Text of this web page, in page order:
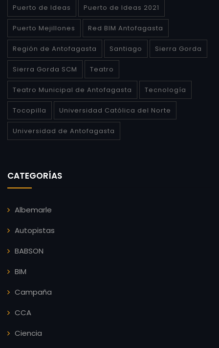
Puerto de Ideas Puerto de Ideas 2021
Puerto Mejillones Red BIM Antofagasta
Región de Antofagasta Santiago Sierra Gorda
Sierra Gorda SCM Teatro
Teatro Municipal de Antofagasta Tecnología
Tocopilla Universidad Católica del Norte
Universidad de Antofagasta
CATEGORÍAS
Albemarle
Autopistas
BABSON
BIM
Campaña
CCA
Ciencia